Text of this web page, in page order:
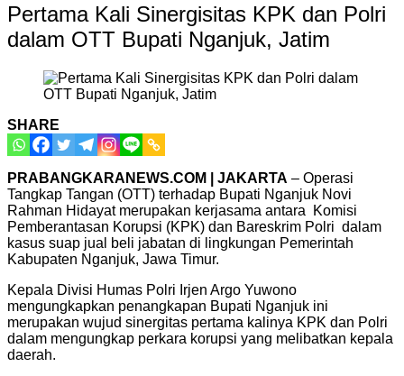
Pertama Kali Sinergisitas KPK dan Polri
dalam OTT Bupati Nganjuk, Jatim
SHARE
PRABANGKARANEWS.COM | JAKARTA – Operasi
Tangkap Tangan (OTT) terhadap Bupati Nganjuk Novi
Rahman Hidayat merupakan kerjasama antara Komisi
Pemberantasan Korupsi (KPK) dan Bareskrim Polri dalam
kasus suap jual beli jabatan di lingkungan Pemerintah
Kabupaten Nganjuk, Jawa Timur.
Kepala Divisi Humas Polri Irjen Argo Yuwono
mengungkapkan penangkapan Bupati Nganjuk ini
merupakan wujud sinergitas pertama kalinya KPK dan Polri
dalam mengungkap perkara korupsi yang melibatkan kepala
daerah.